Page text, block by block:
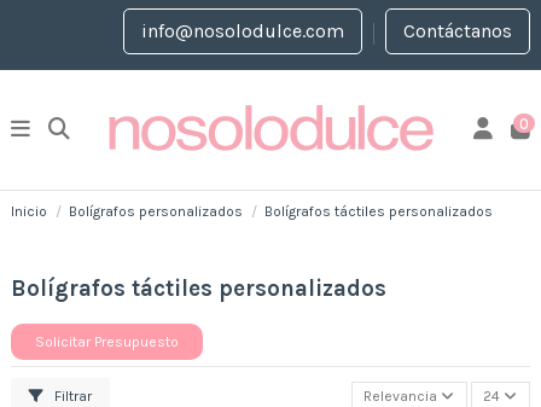
info@nosolodulce.com Contáctanos
0
Inicio Bolígrafos personalizados Bolígrafos táctiles personalizados
Bolígrafos táctiles personalizados
Solicitar Presupuesto
Filtrar Relevancia 24